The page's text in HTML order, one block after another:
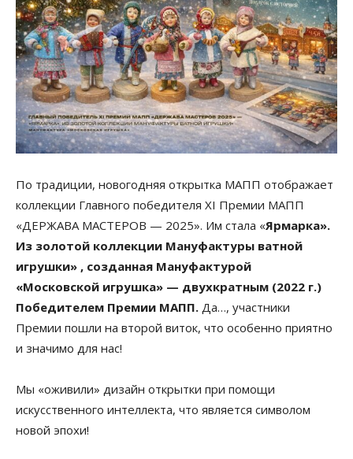
По традиции, новогодняя открытка МАПП отображает
коллекции Главного победителя XI Премии МАПП
«ДЕРЖАВА МАСТЕРОВ — 2025». Им стала «Ярмарка».
Из золотой коллекции Мануфактуры ватной
игрушки» , созданная Мануфактурой
«Московской игрушка» — двухкратным (2022 г.)
Победителем Премии МАПП. Да…, участники
Премии пошли на второй виток, что особенно приятно
и значимо для нас!
Мы «оживили» дизайн открытки при помощи
искусственного интеллекта, что является символом
новой эпохи!